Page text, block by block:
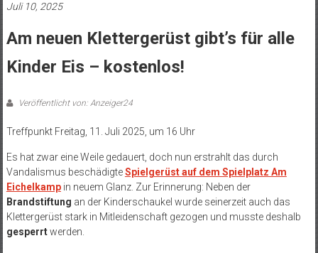
Juli 10, 2025
Am neuen Klettergerüst gibt’s für alle
Kinder Eis – kostenlos!
Veröffentlicht von: Anzeiger24
Treffpunkt Freitag, 11. Juli 2025, um 16 Uhr
Es hat zwar eine Weile gedauert, doch nun erstrahlt das durch
Vandalismus beschädigteSpielgerüst auf dem Spielplatz Am
Eichelkampin neuem Glanz. Zur Erinnerung: Neben der
Brandstiftung an der Kinderschaukel wurde seinerzeit auch das
Klettergerüst stark in Mitleidenschaft gezogen und musste deshalb
gesperrtwerden.